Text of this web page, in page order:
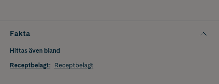
Fakta
Hittas även bland
Receptbelagt: Receptbelagt